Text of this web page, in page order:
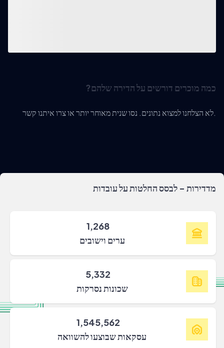
כמה מוכרים דורשים על הדירה שלהם?
לא הצלחנו למצוא נתונים. נסו שנית מאוחר יותר או צרו איתנו קשר.
מדדירות - לבסס החלטות על עובדות
1,268
ערים וישובים
5,332
שכונות נסרקות
1,545,562
עסקאות שבוצעו להשוואה